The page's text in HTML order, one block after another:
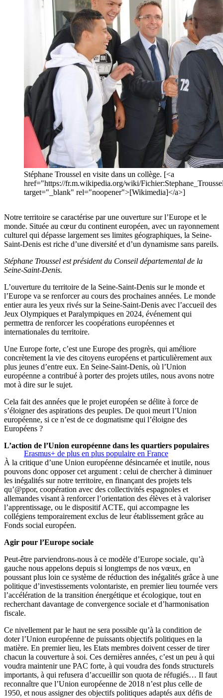
Stéphane Troussel en visite dans un collège. [<a
href="https://fr.m.wikipedia.org/wiki/
target="_blank" rel="noopener">[Wikimedia]</a>]
Notre territoire se caractérise par une ouverture sur l’Europe et le
monde. Située au cœur du continent européen, avec un rayonnement
culturel qui dépasse largement ses limites géographiques, la Seine-
Saint-Denis est riche d’une diversité et d’un dynamisme sans pareils.
Stéphane Troussel est président du Conseil départemental de la
Seine-Saint-Denis.
L’ouverture du territoire de la Seine-Saint-Denis sur le monde et
l’Europe va se renforcer au cours des prochaines années. Le monde
entier aura les yeux rivés sur la Seine-Saint-Denis avec l’accueil des
Jeux Olympiques et Paralympiques en 2024, événement qui
permettra de renforcer les coopérations européennes et
internationales du territoire.
Une Europe forte, c’est une Europe des progrès, qui améliore
concrètement la vie des citoyens européens et particulièrement aux
plus jeunes d’entre eux. En Seine-Saint-Denis, où l’Union
européenne a contribué à porter des projets utiles, nous avons notre
mot à dire sur le sujet.
Cela fait des années que le projet européen se délite à force de
s’éloigner des aspirations des peuples. De quoi meurt l’Union
européenne, si ce n’est de ce dogmatisme qui l’éloigne des
Européens ?
Erasmus+ de plus en plus populaire en France
L’action de l’Union européenne dans les quartiers populaires
À la critique d’une Union européenne désincarnée et inutile, nous
pouvons donc opposer cet argument : celui de chercher à diminuer
les inégalités sur notre territoire, en finançant des projets tels
qu’@ppor, coopération avec des collectivités espagnoles et
allemandes visant à renforcer l’orientation des élèves et à valoriser
l’apprentissage, ou le dispositif ACTE, qui accompagne les
collégiens temporairement exclus de leur établissement grâce au
Fonds social européen.
Agir pour l’Europe sociale
Peut-être parviendrons-nous à ce modèle d’Europe sociale, qu’à
gauche nous appelons depuis si longtemps de nos vœux, en
poussant plus loin ce système de réduction des inégalités grâce à une
politique d’investissements volontariste, en premier lieu tournée vers
l’accélération de la transition énergétique et écologique, tout en
recherchant davantage de convergence sociale et d’harmonisation
fiscale.
Ce nivellement par le haut ne sera possible qu’à la condition de
doter l’Union européenne de puissants objectifs politiques en la
matière. En premier lieu, les Etats membres doivent cesser de tirer
chacun la couverture à soi. Ces dernières années, c’est un peu à qui
voudra maintenir une PAC forte, à qui voudra des fonds structurels
importants, à qui refusera d’accueillir son quota de réfugiés… Il faut
reconnaître que l’Union européenne de 2018 n’est plus celle de
1950, et nous assigner des objectifs politiques adaptés aux défis de